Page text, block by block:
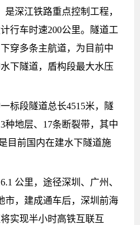
是深江铁路重点控制工程，
行车时速200公里。隧道工
穿多条主航道，为目前中
下隧道，盾构段最大水压
标段隧道总长4515米，隧
种地层、17条断裂带，其中
目前国内在建水下隧道施
公里，途径深圳、广州、
市，建成通车后，深圳前海
实现半小时高铁互联互